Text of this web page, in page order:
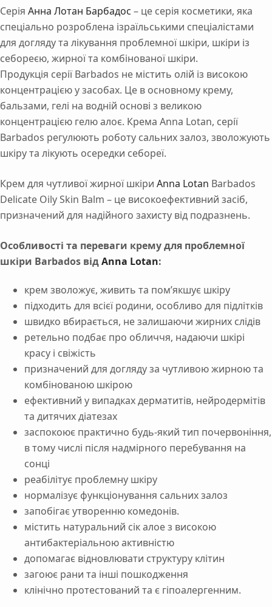
Серія Анна Лотан Барбадос – це серія косметики, яка
спеціально розроблена ізраїльськими спеціалістами
для догляду та лікування проблемної шкіри, шкіри із
себореєю, жирної та комбінованої шкіри.
Продукція серії Barbados не містить олій із високою
концентрацією у засобах. Це в основному крему,
бальзами, гелі на водній основі з великою
концентрацією гелю алоє. Крема Anna Lotan, серії
Barbados регулюють роботу сальних залоз, зволожують
шкіру та лікують осередки себореї.
Крем для чутливої жирної шкіри Anna Lotan Barbados
Delicate Oily Skin Balm – це високоефективний засіб,
призначений для надійного захисту від подразнень.
Особливості та переваги крему для проблемної
шкіри Barbados відAnna Lotan:
крем зволожує, живить та пом’якшує шкіру
підходить для всієї родини, особливо для підлітків
швидко вбирається, не залишаючи жирних слідів
ретельно подбає про обличчя, надаючи шкірі
красу і свіжість
призначений для догляду за чутливою жирною та
комбінованою шкірою
ефективний у випадках дерматитів, нейродермітів
та дитячих діатезах
заспокоює практично будь-який тип почервоніння,
в тому числі після надмірного перебування на
сонці
реабілітує проблемну шкіру
нормалізує функціонування сальних залоз
запобігає утворенню комедонів.
містить натуральний сік алое з високою
антибактеріальною активністю
допомагає відновлювати структуру клітин
загоює рани та інші пошкодження
клінічно протестований та є гіпоалергенним.